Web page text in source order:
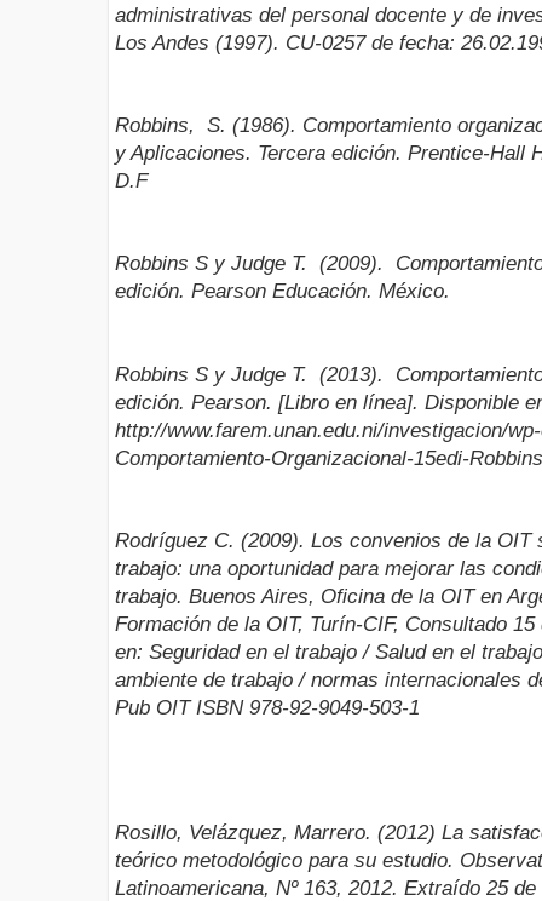
administrativas del personal docente y de
Los Andes (1997). CU-0257 de fecha:
Robbins, S. (1986). Comportamiento
y Aplicaciones. Tercera edición. Prentice-Hall
D.F
Robbins S y Judge T. (2009).
edición. Pearson Educación. México.
Robbins S y Judge T. (2013).
edición. Pearson. [Libro en línea]. Disponible
http://www.farem.unan.edu.ni/investigacion/
Comportamiento-Organizacional-15edi-
Rodríguez C. (2009). Los convenios de la OIT
trabajo: una oportunidad para mejorar las
trabajo. Buenos Aires, Oficina de la OIT en
Formación de la OIT, Turín-CIF, Consultado
en: Seguridad en el trabajo / Salud en el
ambiente de trabajo / normas internacionales
Pub OIT ISBN 978-92-9049-503-1
Rosillo, Velázquez, Marrero. (2012) La
teórico metodológico para su estudio.
Latinoamericana, Nº 163, 2012. Extraído 25